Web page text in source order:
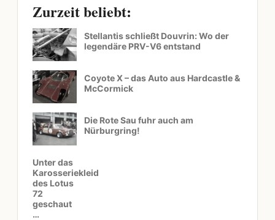
Zurzeit beliebt:
Stellantis schließt Douvrin: Wo der
legendäre PRV-V6 entstand
Coyote X – das Auto aus Hardcastle &
McCormick
Die Rote Sau fuhr auch am
Nürburgring!
Unter das
Karosseriekleid
des Lotus
72
geschaut
…